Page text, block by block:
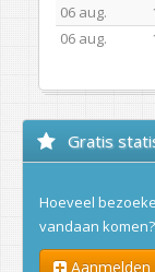
06 aug.
06 aug.
Gratis
Hoeveel
vandaan komen?
Aanmelden